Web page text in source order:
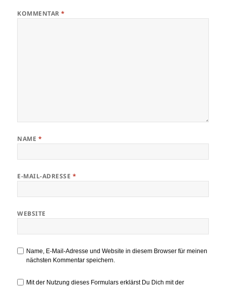
KOMMENTAR*
NAME *
E-MAIL-ADRESSE *
WEBSITE
Name, E-Mail-Adresse und Website in diesem Browser für meinen
nächsten Kommentar speichern.
Mit der Nutzung dieses Formulars erklärst Du Dich mit der